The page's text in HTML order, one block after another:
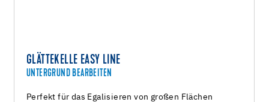
GLÄTTEKELLE EASY LINE
UNTERGRUND BEARBEITEN
Perfekt für das Egalisieren von großen Flächen